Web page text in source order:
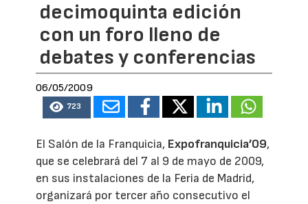
decimoquinta edición
con un foro lleno de
debates y conferencias
06/05/2009
723
El Salón de la Franquicia, Expofranquicia’09,
que se celebrará del 7 al 9 de mayo de 2009,
en sus instalaciones de la Feria de Madrid,
organizará por tercer año consecutivo el